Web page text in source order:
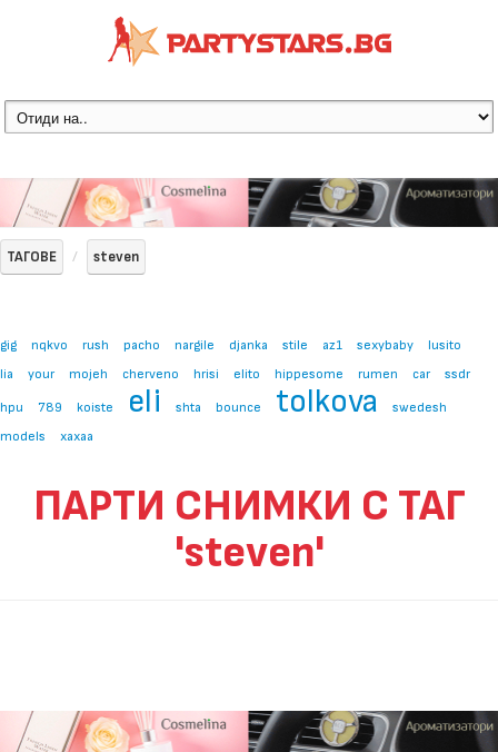
ТАГОВЕ steven
gig nqkvo rush pacho nargile djanka stile az1 sexybaby
lusito
lia
your mojeh cherveno hrisi elito hippesome rumen car
ssdr
hpu
789 koiste eli shta bounce tolkova
swedesh
models
xaxaa
ПАРТИ СНИМКИ С ТАГ
'steven'